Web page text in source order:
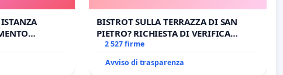
LEONE XIV
BISTROT SULLA TERRAZZA DI SAN
PIETRO? RICHIESTA DI VERIFICA
CANONICA SULLA GESTIONE DEL
2 527 firme
Avviso di trasparenza